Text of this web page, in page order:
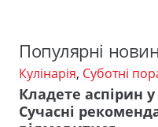
Популярні
Кулінарія, Суботні
Кладете аспірин
Сучасні